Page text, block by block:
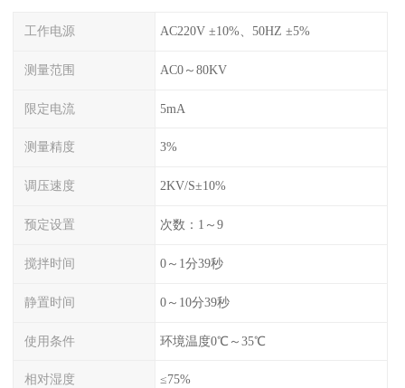
工作电源 AC220V ±10%、50HZ ±5%
测量范围 AC0～80KV
限定电流 5mA
测量精度 3%
调压速度 2KV/S±10%
预定设置 次数：1～9
搅拌时间 0～1分39秒
静置时间 0～10分39秒
使用条件 环境温度0℃～35℃
相对湿度 ≤75%